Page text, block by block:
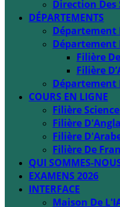
Direction
DÉPARTEMENTS
Département
Département
Filière
Filière
Département
COURS EN LIGNE
Filière
Filière
Filière
Filière De
QUI SOMMES-
EXAMENS 2026
INTERFACE
Maison De